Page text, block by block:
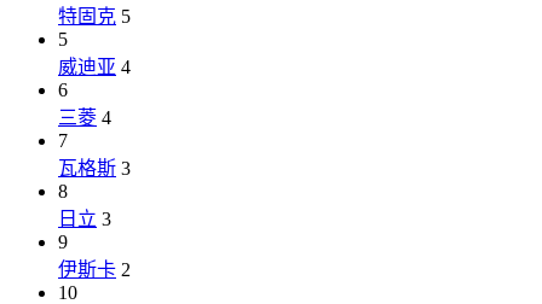
特固克 5
5
威迪亚 4
6
三菱 4
7
瓦格斯 3
8
日立 3
9
伊斯卡 2
10